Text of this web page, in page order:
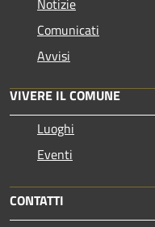
Notizie
Comunicati
Avvisi
VIVERE IL COMUNE
Luoghi
Eventi
CONTATTI